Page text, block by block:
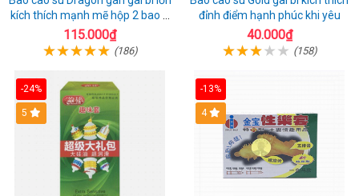
kích thích mạnh mẽ hộp 2 bao +
1 riêng
115.000₫
(186)
đỉnh điểm hạnh phúc khi yêu
40.000₫
(158)
-24%
Hot
5
-13%
Hot
4